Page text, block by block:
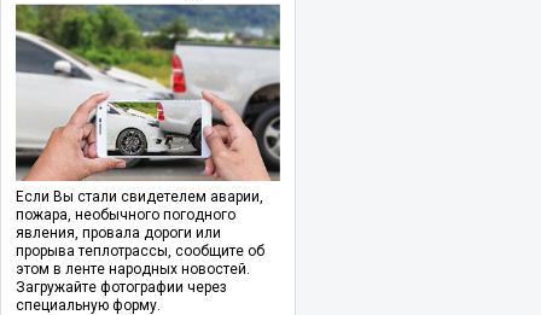
Если Вы стали свидетелем аварии,
пожара, необычного погодного
явления, провала дороги или
прорыва теплотрассы, сообщите об
этом в ленте народных новостей.
Загружайте фотографии через
специальную форму.